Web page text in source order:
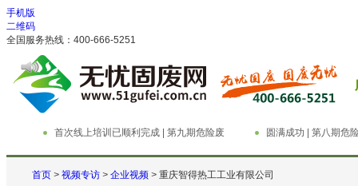
手机版
二维码
全国服务热线：400-666-5251
首次线上培训已顺利完成 | 第九期危险废
物管理与技术实务精英特训营
圆满成功 | 第八期危
务精英特训营
首页 > 视频专访 > 企业视频 > 重庆智得热工工业有限公司